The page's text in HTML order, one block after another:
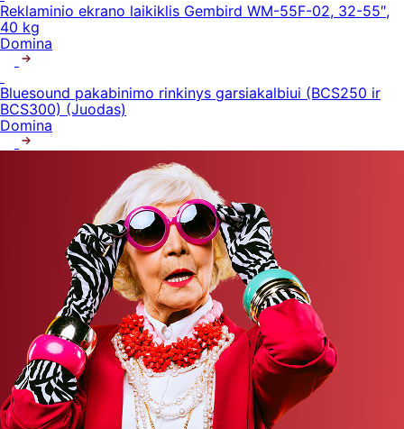
Reklaminio ekrano laikiklis Gembird WM-55F-02, 32-55″,
40 kg
Domina
Bluesound pakabinimo rinkinys garsiakalbiui (BCS250 ir
BCS300) (Juodas)
Domina